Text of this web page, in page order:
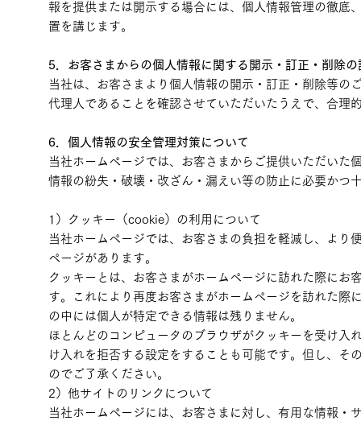
報を提供または開示する場合には、個人情報管理の徹底
置を講じます。
5．お客さまからの個人情報に関する開示・訂正・削除
当社は、お客さまより個人情報の開示・訂正・削除等の
代理人であることを確認させていただいたうえで、合理
6．個人情報の安全管理対策について
当社ホームページでは、お客さまからご提供いただいた
情報の紛失・破壊・改ざん・漏えい等の防止に必要かつ
1）クッキー（cookie）の利用について
当社ホームページでは、お客さまの負担を軽減し、より
ページがあります。
クッキーとは、お客さまがホームページに訪れた際にお
す。これにより再度お客さまがホームページを訪れた際
の中には個人が特定できる情報は残りません。
ほとんどのコンピュータのブラウザがクッキーを受け入
け入れを拒否する設定をすることも可能です。但し、そ
のでご了承ください。
2）他サイトのリンクについて
当社ホームページには、お客さまに対し、有用な情報・